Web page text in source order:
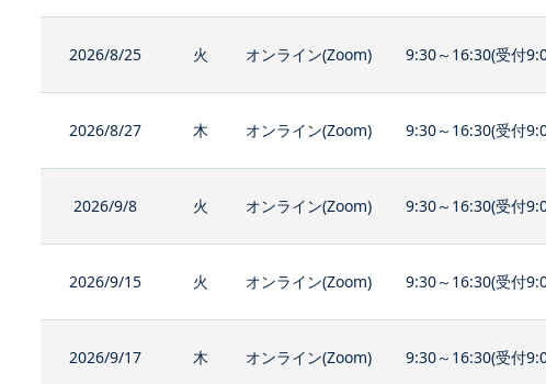
2026/8/25 火 オンライン(Zoom) 9:30～16:30(受付
2026/8/27 木 オンライン(Zoom) 9:30～16:30(受付
2026/9/8 火 オンライン(Zoom) 9:30～16:30(受付
2026/9/15 火 オンライン(Zoom) 9:30～16:30(受付
2026/9/17 木 オンライン(Zoom) 9:30～16:30(受付